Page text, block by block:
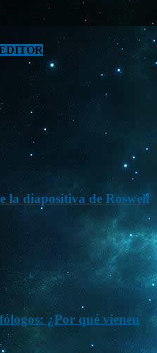
la diapositiva de Roswell
¿Por qué vienen